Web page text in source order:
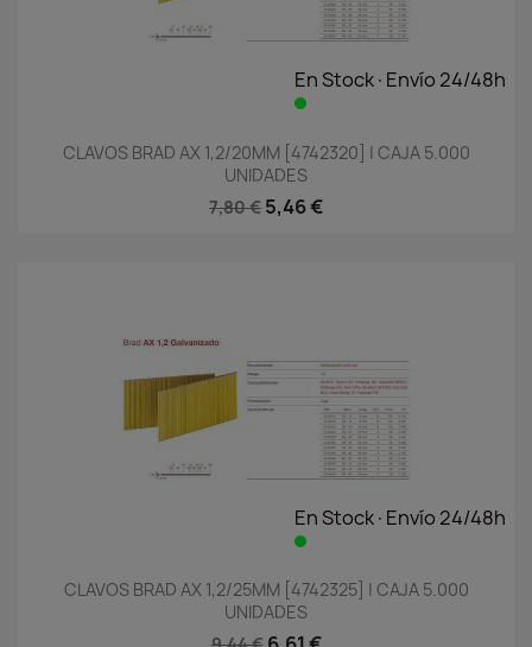
En Stock·Envío 24/48h
CLAVOS BRAD AX 1,2/20MM [4742320] | CAJA 5.000
UNIDADES
7,80 € 5,46 €
En Stock·Envío 24/48h
CLAVOS BRAD AX 1,2/25MM [4742325] | CAJA 5.000
UNIDADES